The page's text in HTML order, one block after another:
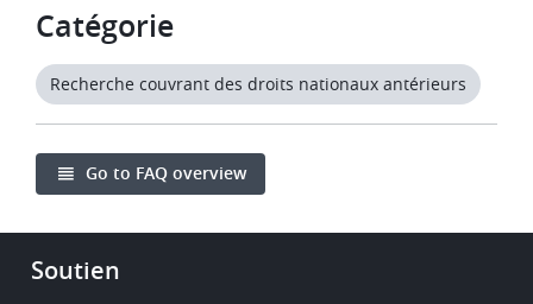
Catégorie
Recherche couvrant des droits nationaux antérieurs
Go to FAQ overview
Footer
Soutien